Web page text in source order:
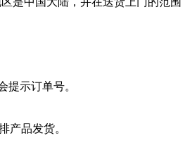
提示订单号。
产品发货。